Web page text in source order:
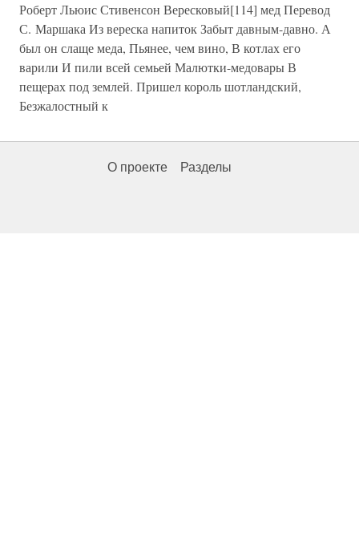
Роберт Льюис Стивенсон Вересковый[114] мед Перевод
С. Маршака Из вереска напиток Забыт давным-давно. А
был он слаще меда, Пьянее, чем вино, В котлах его
варили И пили всей семьей Малютки-медовары В
пещерах под землей. Пришел король шотландский,
Безжалостный к
О проекте Разделы